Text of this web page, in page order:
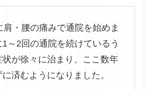
肩・腰の痛みで通院を始めま
1～2回の通院を続けているう
が徐々に治まり、ここ数年
済むようになりました。